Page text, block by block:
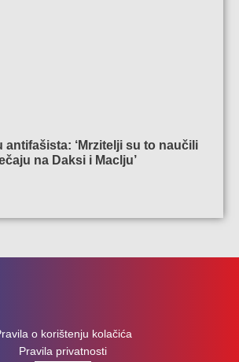
antifašista: ‘Mrzitelji su to naučili
na Daksi i Maclju’
o korištenju kolačića
Pravila privatnosti